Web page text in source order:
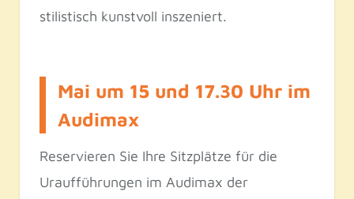
stilistisch kunstvoll inszeniert.
Mai um 15 und 17.30 Uhr im
Audimax
Reservieren Sie Ihre Sitzplätze für die
Uraufführungen im Audimax der